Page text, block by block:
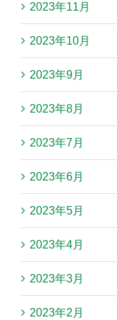
2023年11月
2023年10月
2023年9月
2023年8月
2023年7月
2023年6月
2023年5月
2023年4月
2023年3月
2023年2月